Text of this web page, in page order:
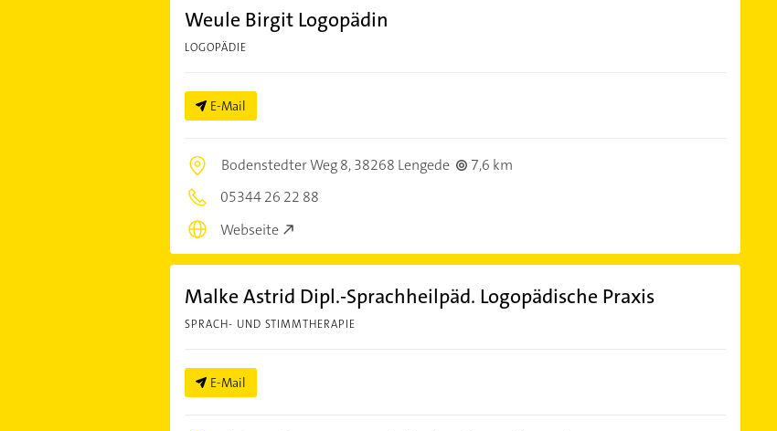
Weule Birgit Logopädin
LOGOPÄDIE
E-Mail
Bodenstedter Weg 8,38268 Lengede
7,6 km
05344 26 22 88
Webseite
Malke Astrid Dipl.-Sprachheilpäd. Logopädische Praxis
SPRACH- UND STIMMTHERAPIE
E-Mail